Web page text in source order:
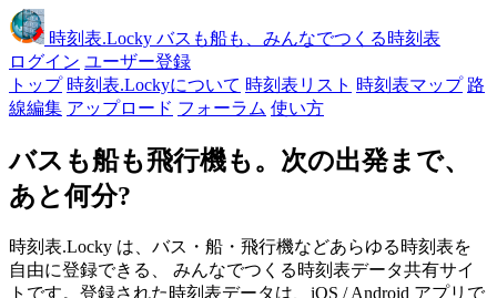
時刻表.Locky バスも船も、みんなでつくる時刻表
ログイン ユーザー登録
トップ 時刻表.Lockyについて 時刻表リスト 時刻表マップ 路
線編集 アップロード フォーラム 使い方
バスも船も飛行機も。次の出発まで、
あと何分?
時刻表.Locky は、バス・船・飛行機などあらゆる時刻表を
自由に登録できる、 みんなでつくる時刻表データ共有サイ
トです。登録された時刻表データは、iOS / Android アプリで